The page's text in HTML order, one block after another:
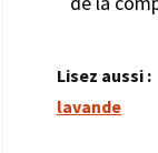
Lisez aussi :
lavande